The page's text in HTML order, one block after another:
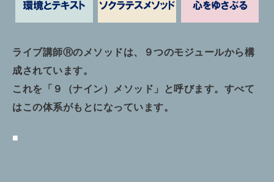
ライブ講師Ⓡのメソッドは、９つのモジュールから構
成されています。
これを「９（ナイン）メソッド」と呼びます。すべて
はこの体系がもとになっています。
■